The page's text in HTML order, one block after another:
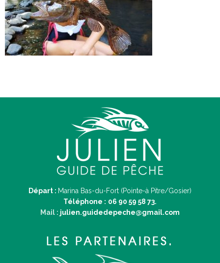
Départ : Marina Bas-du-Fort (Pointe-à Pitre/Gosier)
Téléphone : 06 90 59 58 73.
Mail : julien.guidedepeche@gmail.com
LES PARTENAIRES.